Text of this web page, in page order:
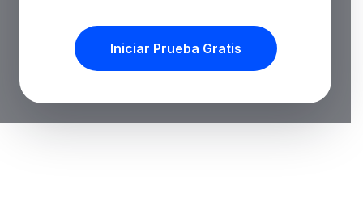
Iniciar Prueba Gratis